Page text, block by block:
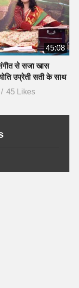
45:08
से सजा खास
उप्रेती सती के साथ
45 Likes